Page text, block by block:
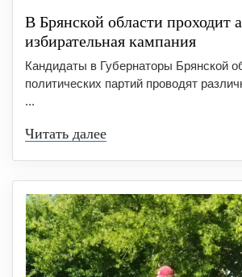
В Брянской области проходит
избирательная кампания
Кандидаты в Губернаторы Брянской
политических партий проводят
...
Читать далее